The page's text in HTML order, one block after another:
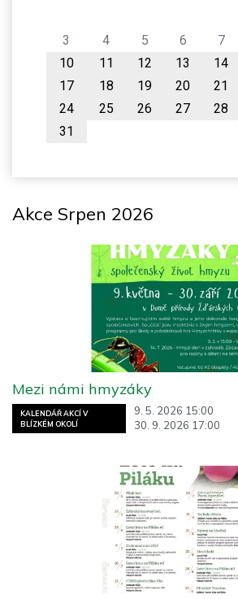
3
4 5 6 7
10
11 12 13 14
17
18 19 20 21
24
25 26 27 28
31
Akce Srpen 2026
KALENDÁŘ AKCÍ V
BLÍZKÉM OKOLÍ
9. 5. 2026 15:00
30. 9. 2026 17:00
Mezi námi hmyzáky